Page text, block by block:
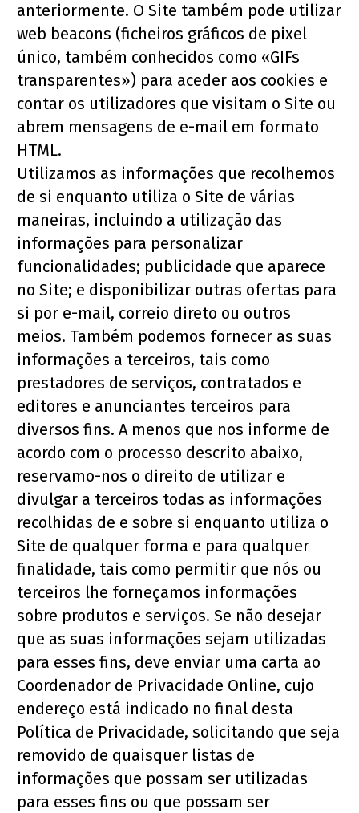
anteriormente. O Site também pode utilizar
web beacons (ficheiros gráficos de pixel
único, também conhecidos como «GIFs
transparentes») para aceder aos cookies e
contar os utilizadores que visitam o Site ou
abrem mensagens de e-mail em formato
HTML.
Utilizamos as informações que recolhemos
de si enquanto utiliza o Site de várias
maneiras, incluindo a utilização das
informações para personalizar
funcionalidades; publicidade que aparece
no Site; e disponibilizar outras ofertas para
si por e-mail, correio direto ou outros
meios. Também podemos fornecer as suas
informações a terceiros, tais como
prestadores de serviços, contratados e
editores e anunciantes terceiros para
diversos fins. A menos que nos informe de
acordo com o processo descrito abaixo,
reservamo-nos o direito de utilizar e
divulgar a terceiros todas as informações
recolhidas de e sobre si enquanto utiliza o
Site de qualquer forma e para qualquer
finalidade, tais como permitir que nós ou
terceiros lhe forneçamos informações
sobre produtos e serviços. Se não desejar
que as suas informações sejam utilizadas
para esses fins, deve enviar uma carta ao
Coordenador de Privacidade Online, cujo
endereço está indicado no final desta
Política de Privacidade, solicitando que seja
removido de quaisquer listas de
informações que possam ser utilizadas
para esses fins ou que possam ser